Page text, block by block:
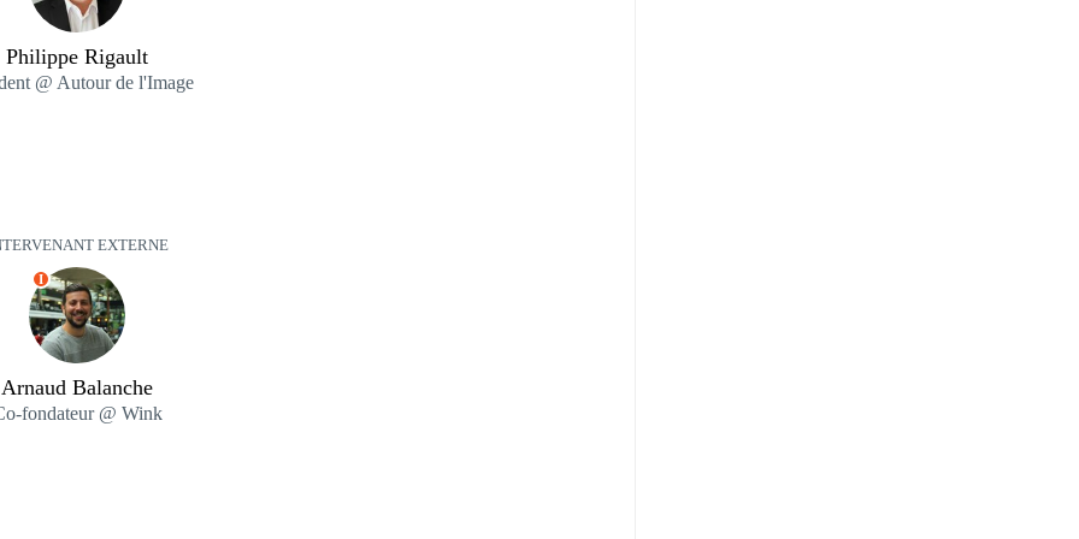
Philippe Rigault
@ Autour de l'Image
EXTERNE
I
Arnaud Balanche
fondateur @ Wink